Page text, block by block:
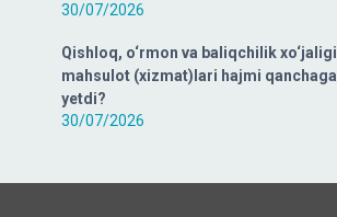
30/07/2026
Qishloq, o‘rmon va baliqchilik xo‘jaligi
mahsulot (xizmat)lari hajmi qanchaga
yetdi?
30/07/2026